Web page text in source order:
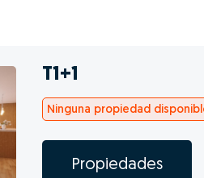
T1+1
Ninguna propiedad
Propiedades